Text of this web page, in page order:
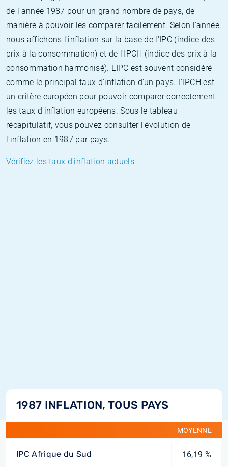
de l'année 1987 pour un grand nombre de pays, de
manière à pouvoir les comparer facilement. Selon l'année,
nous affichons l'inflation sur la base de l'IPC (indice des
prix à la consommation) et de l'IPCH (indice des prix à la
consommation harmonisé). L'IPC est souvent considéré
comme le principal taux d'inflation d'un pays. L'IPCH est
un critère européen pour pouvoir comparer correctement
les taux d'inflation européens. Sous le tableau
récapitulatif, vous pouvez consulter l'évolution de
l'inflation en 1987 par pays.
Vérifiez les taux d'inflation actuels
1987 INFLATION, TOUS PAYS
MOYENNE
IPC Afrique du Sud 16,19 %